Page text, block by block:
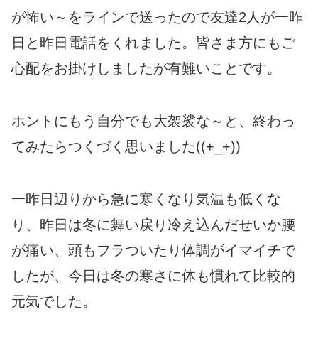
が怖い～をラインで送ったので友達2人が一昨
日と昨日電話をくれました。皆さま方にもご
心配をお掛けしましたが有難いことです。
ホントにもう自分でも大袈裟な～と、終わっ
てみたらつくづく思いました((+_+))
一昨日辺りから急に寒くなり気温も低くな
り、昨日は冬に舞い戻り冷え込んだせいか腰
が痛い、頭もフラついたり体調がイマイチで
したが、今日は冬の寒さに体も慣れて比較的
元気でした。